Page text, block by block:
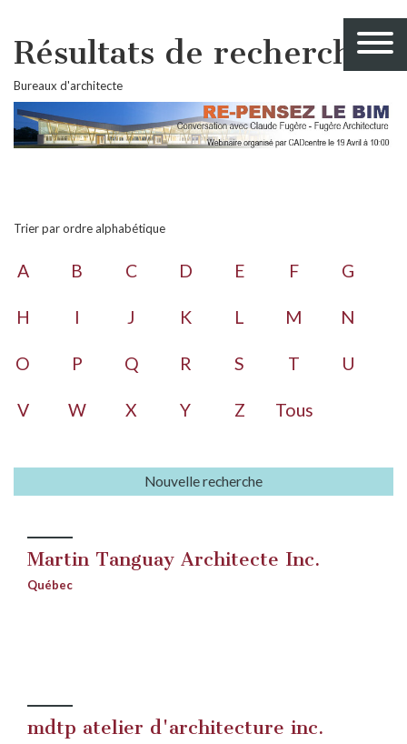
Résultats de recherche
Bureaux d'architecte
Trier par ordre alphabétique
A B C D E F G
H I J K L M N
O P Q R S T U
V W X Y Z Tous
Nouvelle recherche
Martin Tanguay Architecte Inc.
Québec
mdtp atelier d'architecture inc.